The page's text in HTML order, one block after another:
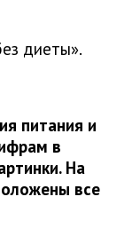
диеты».
питания и
в
На
все